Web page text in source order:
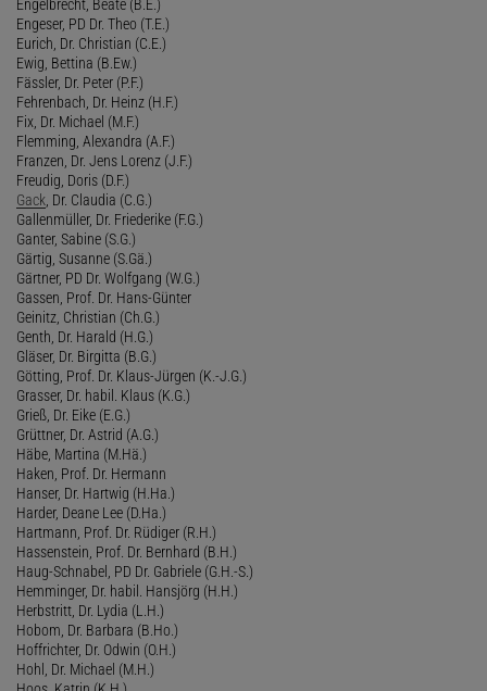
Engelbrecht, Beate (B.E.)
Engeser, PD Dr. Theo (T.E.)
Eurich, Dr. Christian (C.E.)
Ewig, Bettina (B.Ew.)
Fässler, Dr. Peter (P.F.)
Fehrenbach, Dr. Heinz (H.F.)
Fix, Dr. Michael (M.F.)
Flemming, Alexandra (A.F.)
Franzen, Dr. Jens Lorenz (J.F.)
Freudig, Doris (D.F.)
Gack , Dr. Claudia (C.G.)
Gallenmüller, Dr. Friederike (F.G.)
Ganter, Sabine (S.G.)
Gärtig, Susanne (S.Gä.)
Gärtner, PD Dr. Wolfgang (W.G.)
Gassen, Prof. Dr. Hans-Günter
Geinitz, Christian (Ch.G.)
Genth, Dr. Harald (H.G.)
Gläser, Dr. Birgitta (B.G.)
Götting, Prof. Dr. Klaus-Jürgen (K.-J.G.)
Grasser, Dr. habil. Klaus (K.G.)
Grieß, Dr. Eike (E.G.)
Grüttner, Dr. Astrid (A.G.)
Häbe, Martina (M.Hä.)
Haken, Prof. Dr. Hermann
Hanser, Dr. Hartwig (H.Ha.)
Harder, Deane Lee (D.Ha.)
Hartmann, Prof. Dr. Rüdiger (R.H.)
Hassenstein, Prof. Dr. Bernhard (B.H.)
Haug-Schnabel, PD Dr. Gabriele (G.H.-S.)
Hemminger, Dr. habil. Hansjörg (H.H.)
Herbstritt, Dr. Lydia (L.H.)
Hobom, Dr. Barbara (B.Ho.)
Hoffrichter, Dr. Odwin (O.H.)
Hohl, Dr. Michael (M.H.)